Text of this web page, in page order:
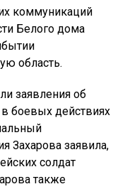
коммуникаций
Белого дома
область.
заявления об
в боевых действиях
Захарова заявила,
солдат
также